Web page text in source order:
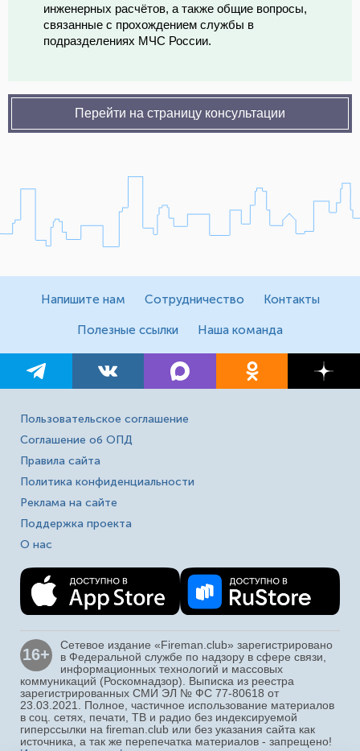
инженерных расчётов, а также общие вопросы,
связанные с прохождением службы в
подразделениях МЧС России.
Перейти на страницу консультации
Напишите нам Сотрудничество Контакты
Полезные ссылки Наша команда
Пользовательское соглашение
Соглашение об ОПД
Правила сайта
Политика конфиденциальности
Реклама на сайте
Поддержка проекта
О нас
16+
Сетевое издание «Fireman.club» зарегистрировано
в Федеральной службе по надзору в сфере связи,
информационных технологий и массовых
коммуникаций (Роскомнадзор). Выписка из реестра
зарегистрированных СМИ ЭЛ № ФС 77-80618 от
23.03.2021. Полное, частичное использование материалов
в соц. сетях, печати, ТВ и радио без индексируемой
гиперссылки на fireman.club или без указания сайта как
источника, а так же перепечатка материалов - запрещено!